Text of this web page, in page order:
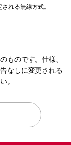
れる無線方式。
ものです。仕様、
なしに変更される
。